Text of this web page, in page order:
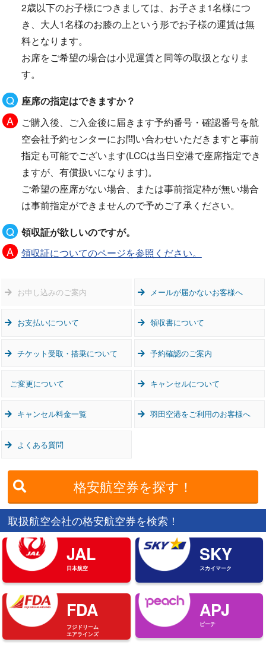
2歳以下のお子様につきましては、お子さま1名様につ
き、大人1名様のお膝の上という形でお子様の運賃は無
料となります。
お席をご希望の場合は小児運賃と同等の取扱となりま
す。
座席の指定はできますか？
ご購入後、ご入金後に届きます予約番号・確認番号を航
空会社予約センターにお問い合わせいただきますと事前
指定も可能でございます(LCCは当日空港で座席指定でき
ますが、有償扱いになります)。
ご希望の座席がない場合、または事前指定枠が無い場合
は事前指定ができませんので予めご了承ください。
領収証が欲しいのですが。
領収証についてのページを参照ください。
お申し込みのご案内 メールが届かないお客様へ
お支払いについて 領収書について
チケット受取・搭乗について 予約確認のご案内
ご変更について キャンセルについて
キャンセル料金一覧 羽田空港をご利用のお客様へ
よくある質問
格安航空券を探す！
取扱航空会社の格安航空券を検索！
JAL
日本航空
SKY
スカイマーク
FDA
フジドリーム
エアラインズ
APJ
ピーチ